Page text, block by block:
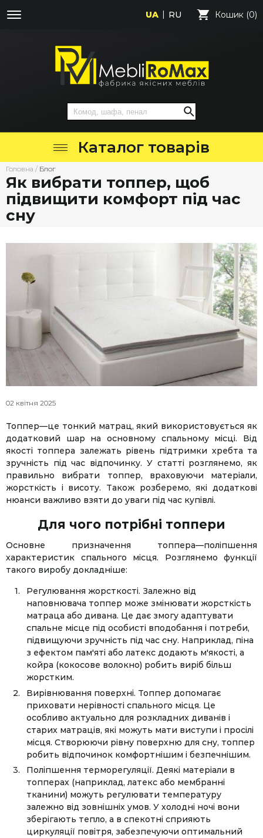
UA RU Кошик (0)
Каталог товарів
Головна / Блог
Як вибрати топпер, щоб
підвищити комфорт під час
сну
02 квітня 2025
Топпер—це тонкий матрац, який використовується як
додатковий шар на основному спальному місці. Від
якості топпера залежать рівень підтримки хребта та
зручність під час відпочинку. У статті розглянемо, як
правильно вибрати топпер, враховуючи матеріали,
жорсткість і висоту. Також розберемо, які додаткові
нюанси важливо взяти до уваги під час купівлі.
Для чого потрібні топпери
Основне призначення топпера—поліпшення
характеристик спального місця. Розглянемо функції
такого виробу докладніше:
Регулювання жорсткості. Залежно від
наповнювача топпер може змінювати жорсткість
матраца або дивана. Це дає змогу адаптувати
спальне місце під особисті вподобання і потреби,
підвищуючи зручність під час сну. Наприклад, піна
з ефектом пам'яті або латекс додають м'якості, а
койра (кокосове волокно) робить виріб більш
жорстким.
Вирівнювання поверхні. Топпер допомагає
приховати нерівності спального місця. Це
особливо актуально для розкладних диванів і
старих матраців, які можуть мати виступи і просілі
місця. Створюючи рівну поверхню для сну, топпер
робить відпочинок комфортнішим і безпечнішим.
Поліпшення терморегуляції. Деякі матеріали в
топперах (наприклад, латекс або мембранні
тканини) можуть регулювати температуру
залежно від зовнішніх умов. У холодні ночі вони
зберігають тепло, а в спекотні сприяють
циркуляції повітря, забезпечуючи оптимальний